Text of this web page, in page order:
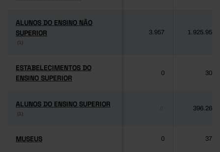
ALUNOS DO ENSINO NÃO
SUPERIOR
(1)
ALUNOS DO ENSINO NÃO
SUPERIOR
(1)
3.957 1.925.956
ESTABELECIMENTOS DO
ENSINO SUPERIOR
ESTABELECIMENTOS DO
ENSINO SUPERIOR
0 300
ALUNOS DO ENSINO SUPERIOR
(1)
ALUNOS DO ENSINO SUPERIOR
(1)
396.268
MUSEUS
MUSEUS 0 377